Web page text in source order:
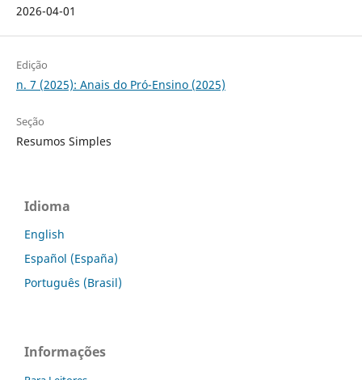
2026-04-01
Edição
n. 7 (2025): Anais do Pró-Ensino (2025)
Seção
Resumos Simples
Idioma
English
Español (España)
Português (Brasil)
Informações